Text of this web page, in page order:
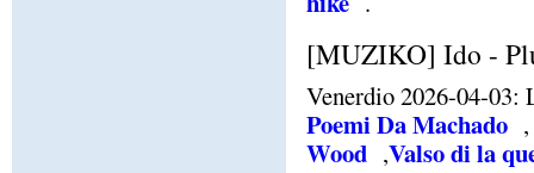
[MUZIKO] Ido -
Venerdio 2026-04-
Poemi Da Machado ,
Wood ,Valso di la